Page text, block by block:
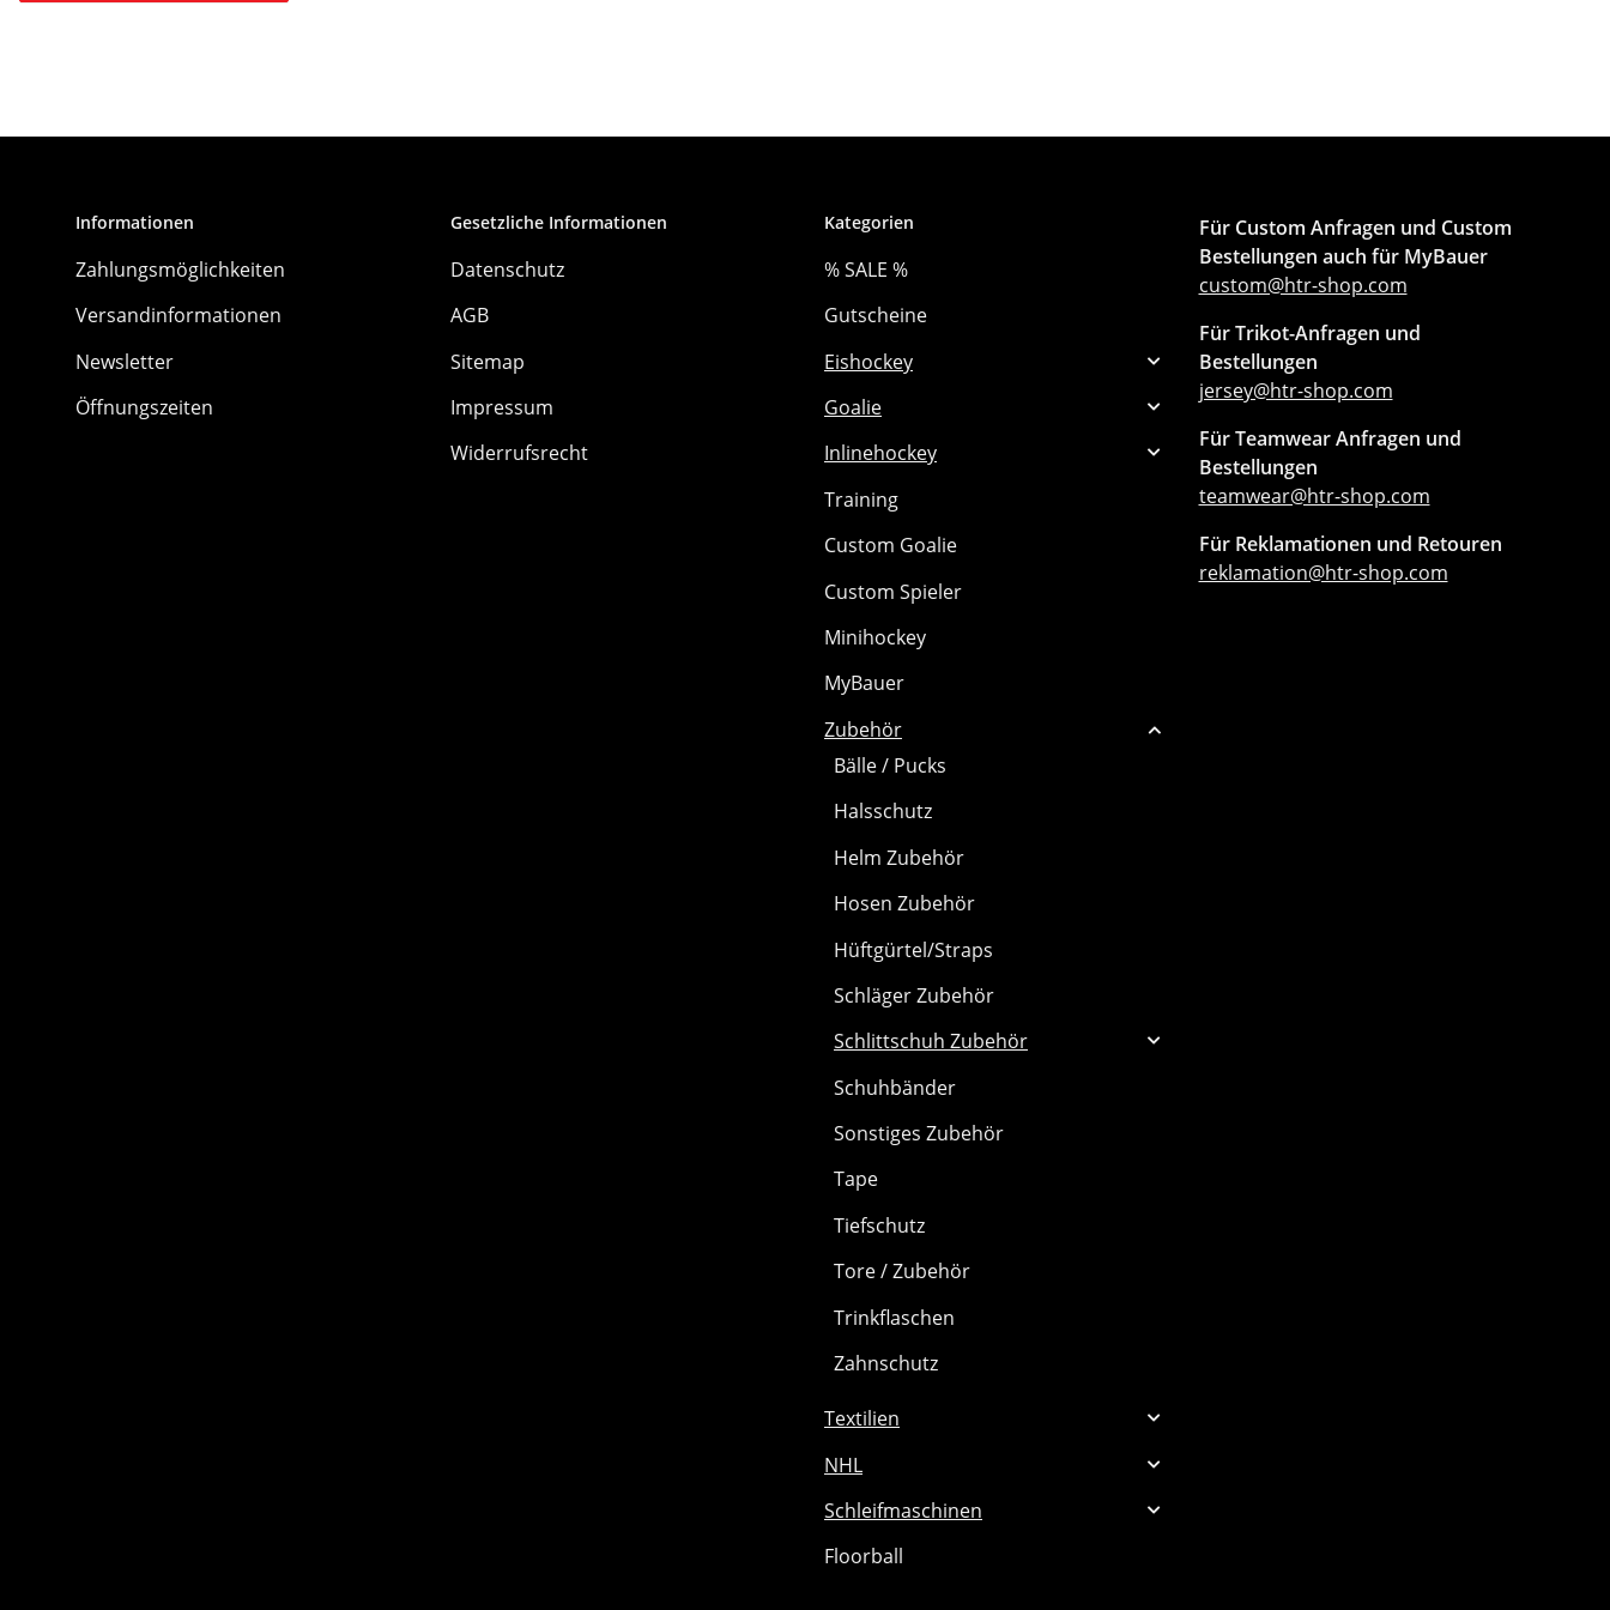
Informationen
Zahlungsmöglichkeiten
Versandinformationen
Newsletter
Öffnungszeiten
Gesetzliche Informationen
Datenschutz
AGB
Sitemap
Impressum
Widerrufsrecht
Kategorien
% SALE %
Gutscheine
Eishockey
Goalie
Inlinehockey
Training
Custom Goalie
Custom Spieler
Minihockey
MyBauer
Zubehör
Bälle / Pucks
Halsschutz
Helm Zubehör
Hosen Zubehör
Hüftgürtel/Straps
Schläger Zubehör
Schlittschuh Zubehör
Schuhbänder
Sonstiges Zubehör
Tape
Tiefschutz
Tore / Zubehör
Trinkflaschen
Zahnschutz
Textilien
NHL
Schleifmaschinen
Floorball
Für Custom Anfragen und Custom
Bestellungen auch für MyBauer
custom@htr-shop.com
Für Trikot-Anfragen und
Bestellungen
jersey@htr-shop.com
Für Teamwear Anfragen und
Bestellungen
teamwear@htr-shop.com
Für Reklamationen und Retouren
reklamation@htr-shop.com